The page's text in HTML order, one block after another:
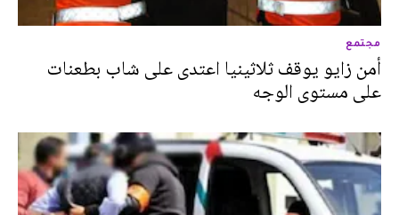
مجتمع
أمن زايو يوقف ثلاثينيا اعتدى على شاب بطعنات
على مستوى الوجه